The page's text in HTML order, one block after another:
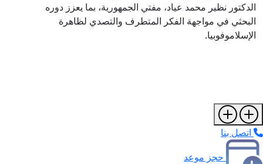
الدكتور نظير محمد عياد، مفتي الجمهورية، بما يعزز دوره
البحثي في مواجهة الفكر المتطرف والتصدي لظاهرة
الإسلاموفوبيا.
اتصل بنا
حجز موعد